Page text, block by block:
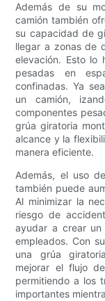
Además de su
camión también
su capacidad de
llegar a zonas de
elevación. Esto lo
pesadas en
confinadas. Ya
un camión,
componentes
grúa giratoria
alcance y la
manera eficiente.
Además, el uso
también puede
Al minimizar la
riesgo de
ayudar a crear
empleados. Con
una grúa
mejorar el flujo
permitiendo a los
importantes